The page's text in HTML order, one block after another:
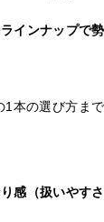
インナップで勢
本の選び方ま
感（扱いやす